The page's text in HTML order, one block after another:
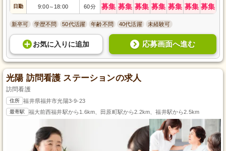
日勤 9:00～ 18:00 60分 募集 募集 募集 募集 募集 募集 募集
新卒可 学歴不問 50代活躍 年齢不問 40代活躍 未経験可
お気に入り に追加 応募画面へ進む
光陽 訪問看護 ステーションの求人
訪問看護
住所 福井県福井市光陽3-9-23
最寄駅 福大前西福井駅から1.6km、田原町駅から2.2km、福井駅から2.5km